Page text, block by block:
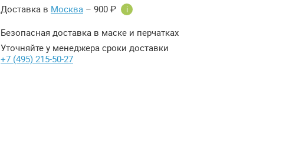
Доставка в Москва – 900 ₽ i
Безопасная доставка в маске и перчатках
Уточняйте у менеджера сроки доставки
+7 (495) 215-50-27